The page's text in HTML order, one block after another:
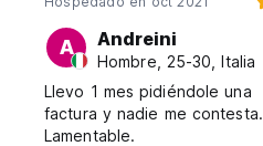
A Andreini
Hombre, 25-30, Italia
Llevo 1 mes pidiéndole una
factura y nadie me contesta.
Lamentable.